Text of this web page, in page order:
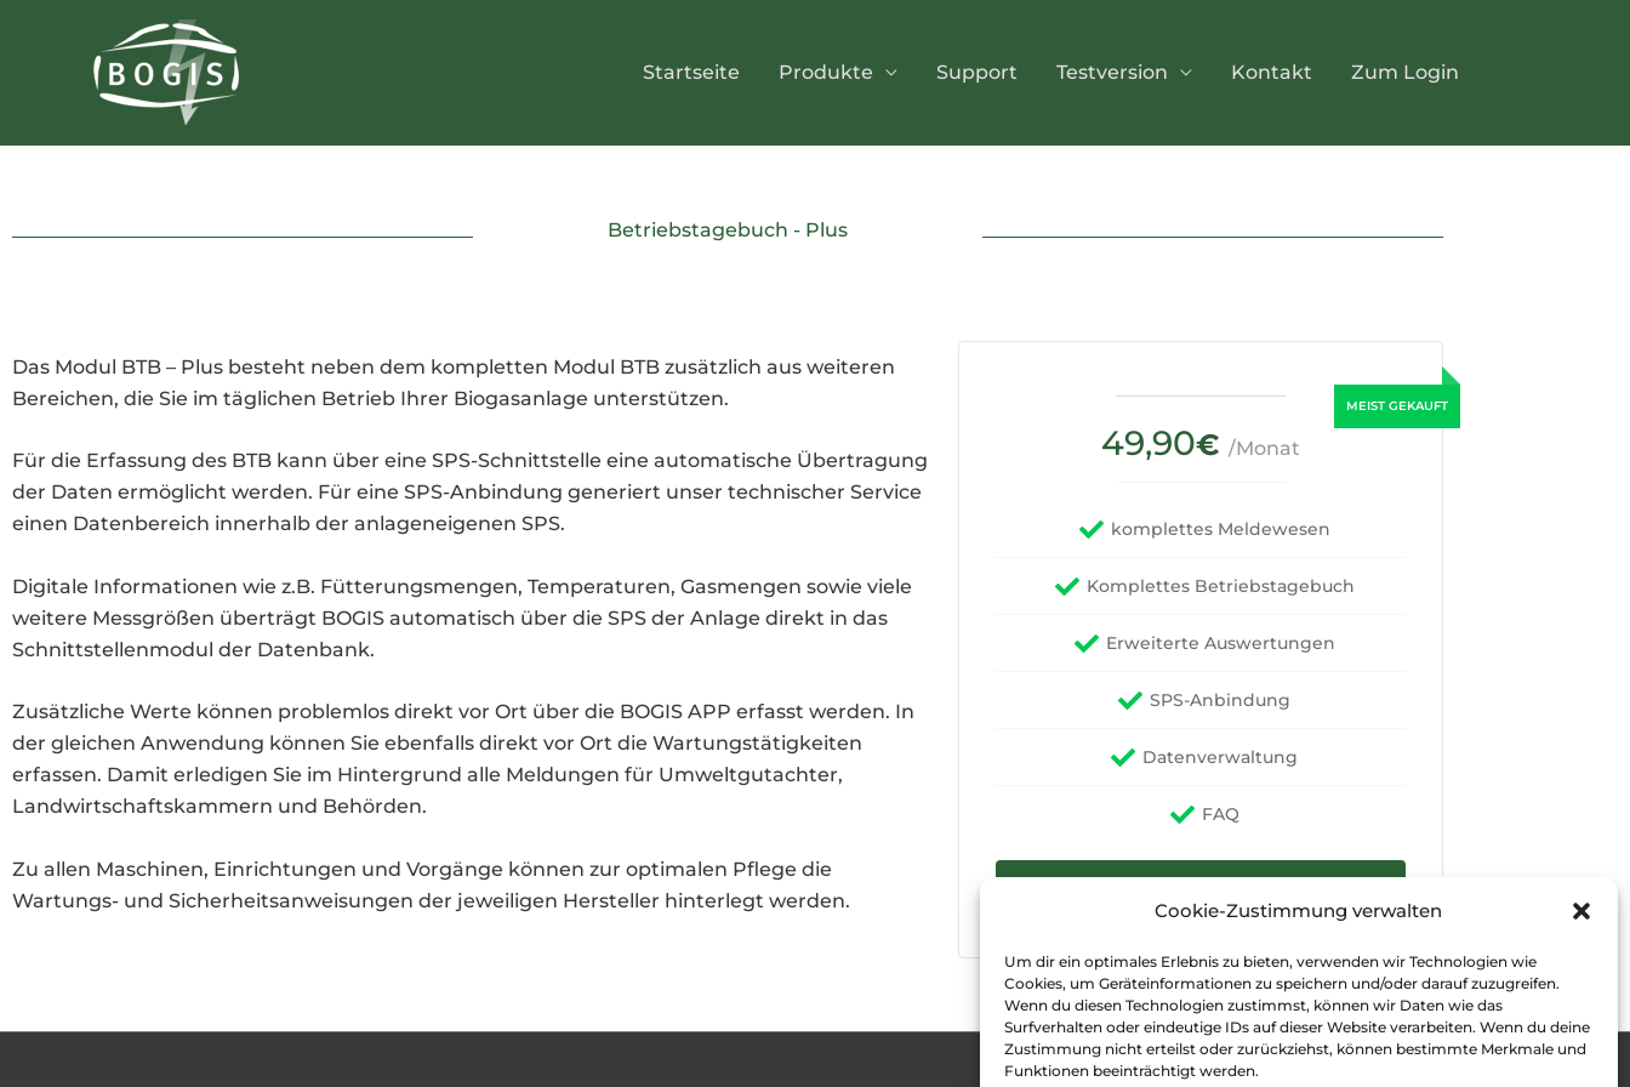
Cookie-Zustimmung verwalten
Um dir ein optimales Erlebnis zu bieten, verwenden wir Technologien wie
Cookies, um Geräteinformationen zu speichern und/oder darauf zuzugreifen.
Wenn du diesen Technologien zustimmst, können wir Daten wie das
Surfverhalten oder eindeutige IDs auf dieser Website verarbeiten. Wenn du deine
Zustimmung nicht erteilst oder zurückziehst, können bestimmte Merkmale und
Funktionen beeinträchtigt werden.
Startseite Produkte Support Testversion Kontakt Zum Login
Betriebstagebuch - Plus
Das Modul BTB – Plus besteht neben dem kompletten Modul BTB zusätzlich aus weiteren
Bereichen, die Sie im täglichen Betrieb Ihrer Biogasanlage unterstützen.
Für die Erfassung des BTB kann über eine SPS-Schnittstelle eine automatische Übertragung
der Daten ermöglicht werden. Für eine SPS-Anbindung generiert unser technischer Service
einen Datenbereich innerhalb der anlageneigenen SPS.
Digitale Informationen wie z.B. Fütterungsmengen, Temperaturen, Gasmengen sowie viele
weitere Messgrößen überträgt BOGIS automatisch über die SPS der Anlage direkt in das
Schnittstellenmodul der Datenbank.
Zusätzliche Werte können problemlos direkt vor Ort über die BOGIS APP erfasst werden. In
der gleichen Anwendung können Sie ebenfalls direkt vor Ort die Wartungstätigkeiten
erfassen. Damit erledigen Sie im Hintergrund alle Meldungen für Umweltgutachter,
Landwirtschaftskammern und Behörden.
Zu allen Maschinen, Einrichtungen und Vorgänge können zur optimalen Pflege die
Wartungs- und Sicherheitsanweisungen der jeweiligen Hersteller hinterlegt werden.
49,90€ /Monat
komplettes Meldewesen
Komplettes Betriebstagebuch
Erweiterte Auswertungen
SPS-Anbindung
Datenverwaltung
FAQ